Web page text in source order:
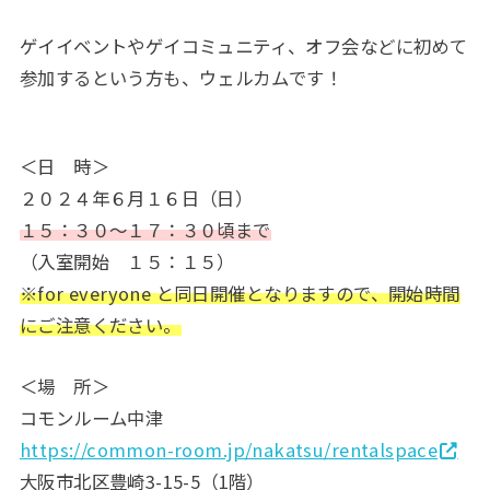
ゲイイベントやゲイコミュニティ、オフ会などに初めて
参加するという方も、ウェルカムです！
＜日 時＞
２０２４年６月１６日（日）
１５：３０～１７：３０頃まで
（入室開始 １５：１５）
※for everyone と同日開催となりますので、開始時間
にご注意ください。
＜場 所＞
コモンルーム中津
https://common-room.jp/nakatsu/rentalspace
大阪市北区豊崎3-15-5（1階）